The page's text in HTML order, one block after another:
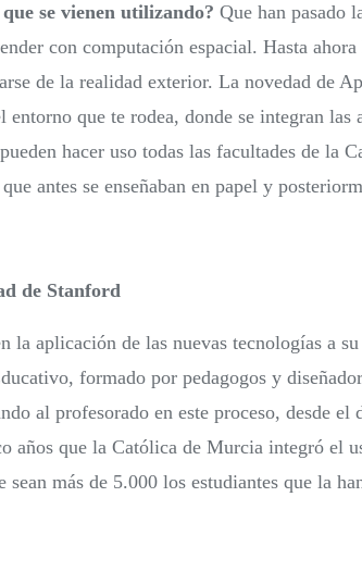
se vienen utilizando? Que han pasado
con computación espacial. Hasta
de la realidad exterior. La novedad de
que te rodea, donde se integran las
hacer uso todas las facultades de la
antes se enseñaban en papel y
de Stanford
la aplicación de las nuevas tecnologías a
formado por pedagogos y
al profesorado en este proceso, desde el
años que la Católica de Murcia integró el
más de 5.000 los estudiantes que la